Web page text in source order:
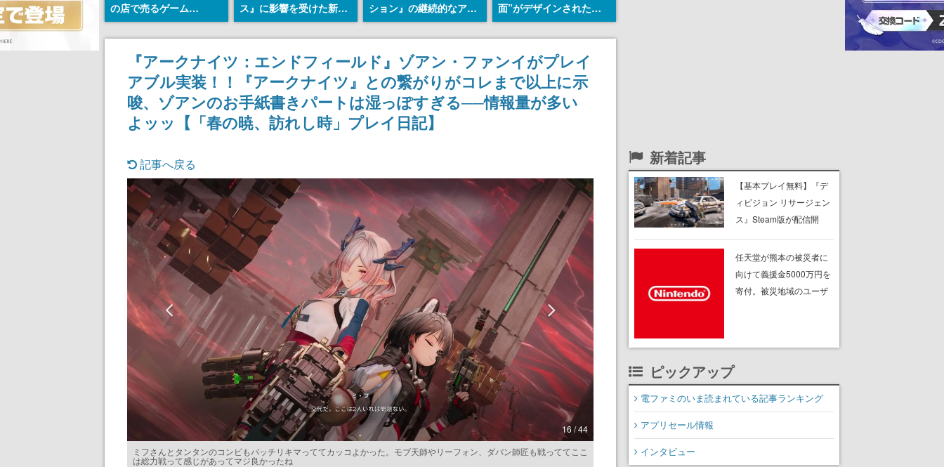
の店で売るゲーム
『Moonlighter』が
Steamにて無料配布中！
続編『Moonlighter 2』
の9月2日正式リリースを
記念したキャンペーン
ス』に影響を受けた新作
戦略RPG『Beaten
Path』2027年に発売
へ。PC（Steam）、
PS5、Xbox、Switch向
けにリリース予定
ション』の継続的なアプ
デ方針を表明。ユーザー
からの意見を真摯に受け
止めて対応へ。修正パッ
チは約1週間以内に配信
される予定
面”がデザインされた新
作グッズが本日8月5日よ
り期間限定で発売。Tシ
ャツやコインケース、ア
クキーなどが全品受注生
産で登場、過去に発売し
たグッズの再販も
『アークナイツ：エンドフィールド』ゾアン・ファンイがプレイ
アブル実装！！『アークナイツ』との繋がりがコレまで以上に示
唆、ゾアンのお手紙書きパートは湿っぽすぎる──情報量が多い
よッッ【「春の暁、訪れし時」プレイ日記】
記事へ戻る
16 / 44
ミフさんとタンタンのコンビもバッチリキマっててカッコよかった。モブ天師やリーフォン、ダパン師匠も戦っててここ
は総力戦って感じがあってマジ良かったね
新着記事
【基本プレイ無料】『デ
ィビジョン リサージェン
ス』Steam版が配信開
リーズのモバイル向けル
ートシューター
任天堂が熊本の被災者に
向けて義援金5000万円を
寄付。被災地域のユーザ
ピックアップ
電ファミのいま読まれている記事ランキング
アプリセール情報
インタビュー